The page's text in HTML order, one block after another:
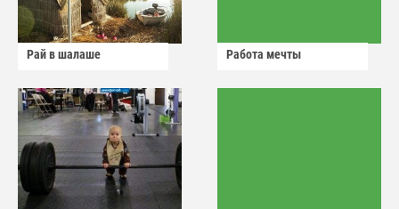
Рай в шалаше Работа мечты